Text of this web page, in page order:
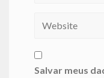
Salvar meus